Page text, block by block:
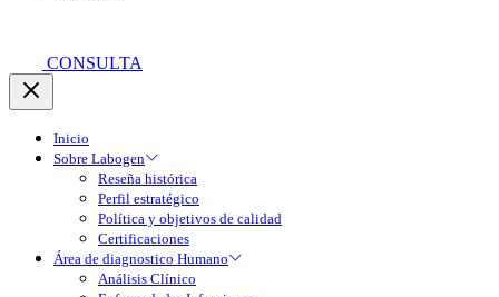
CONSULTA
Inicio
Sobre Labogen
Reseña histórica
Perfil estratégico
Política y objetivos de calidad
Certificaciones
Área de diagnostico Humano
Análisis Clínico